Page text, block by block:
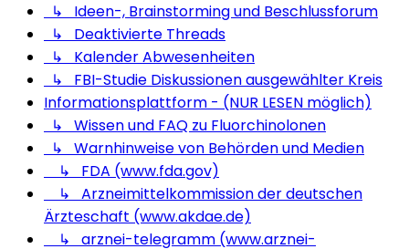
↳ Ideen-, Brainstorming und Beschlussforum
↳ Deaktivierte Threads
↳ Kalender Abwesenheiten
↳ FBI-Studie Diskussionen ausgewählter Kreis
Informationsplattform - (NUR LESEN möglich)
↳ Wissen und FAQ zu Fluorchinolonen
↳ Warnhinweise von Behörden und Medien
↳ FDA (www.fda.gov)
↳ Arzneimittelkommission der deutschen
Ärzteschaft (www.akdae.de)
↳ arznei-telegramm (www.arznei-